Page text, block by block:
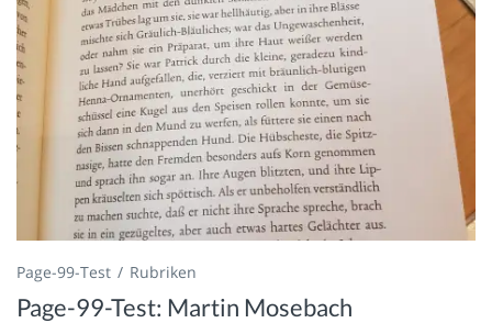
Page-99-Test Rubriken
Page-99-Test: Martin Mosebach